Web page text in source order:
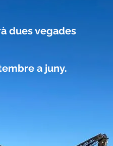
dues vegades
a juny.